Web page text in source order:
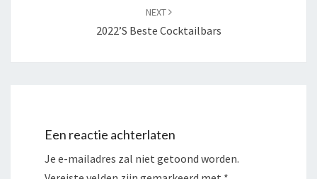
NEXT
2022’s Beste Cocktailbars
Een reactie achterlaten
Je e-mailadres zal niet getoond worden.